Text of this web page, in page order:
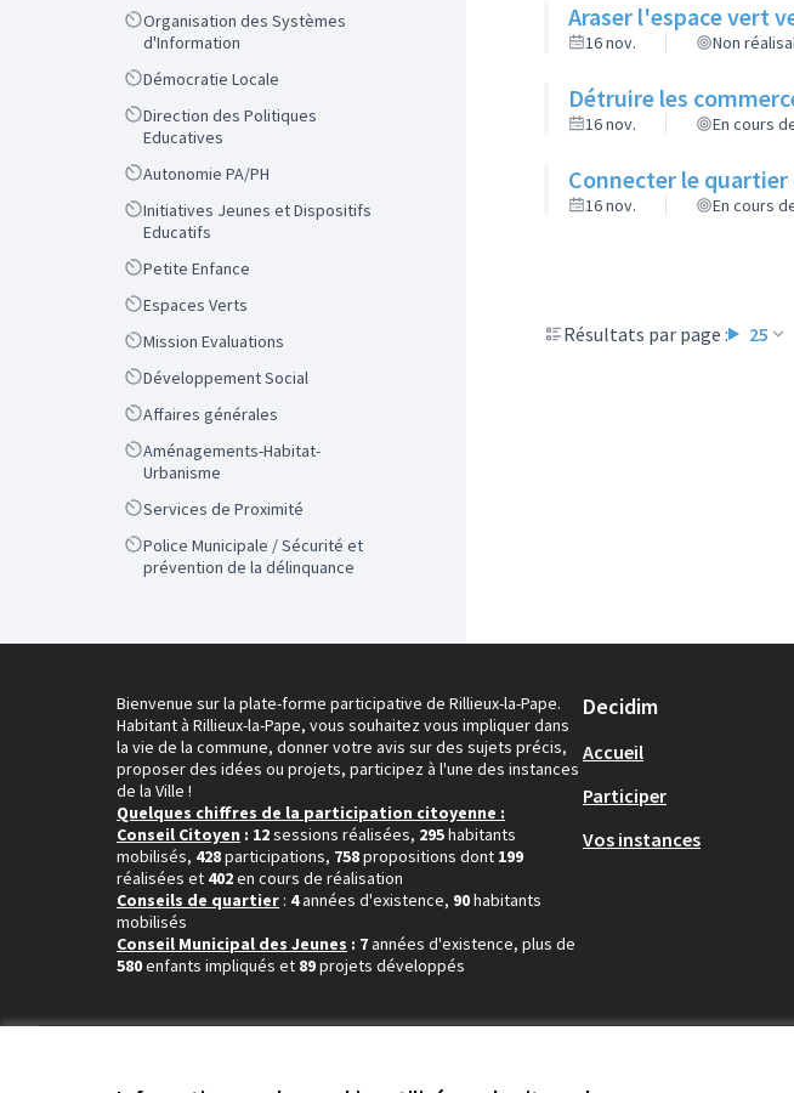
Scope
Organisation des Systèmes
d'Information
ScopeDémocratie Locale
Scope
Direction des Politiques
Educatives
ScopeAutonomie PA/PH
Scope
Initiatives Jeunes et Dispositifs
Educatifs
ScopePetite Enfance
ScopeEspaces Verts
ScopeMission Evaluations
ScopeDéveloppement Social
ScopeAffaires générales
Scope
Aménagements-Habitat-
Urbanisme
ScopeServices de Proximité
Scope
Police Municipale / Sécurité et
prévention de la délinquance
Araser l'espace vert
16 nov. Non
Détruire les
16 nov. En cours
Connecter le
16 nov. En cours
Résultats par page : 25
Bienvenue sur la plate-forme participative de Rillieux-la-Pape.
Habitant à Rillieux-la-Pape, vous souhaitez vous impliquer dans
la vie de la commune, donner votre avis sur des sujets précis,
proposer des idées ou projets, participez à l'une des instances
de la Ville !
Quelques chiffres de la participation citoyenne :
Conseil Citoyen : 12sessions réalisées, 295habitants
mobilisés, 428participations, 758propositions dont 199
réalisées et 402en cours de réalisation
Conseils de quartier : 4années d'existence, 90habitants
mobilisés
Conseil Municipal des Jeunes : 7années d'existence, plus de
580enfants impliqués et 89projets développés
Decidim
Accueil
Participer
Vos instances